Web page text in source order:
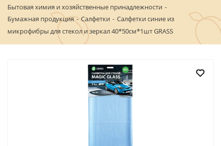
Бытовая химия и хозяйственные принадлежности -
Бумажная продукция - Салфетки - Салфетки синие из
микрофибры для стекол и зеркал 40*50см*1шт GRASS